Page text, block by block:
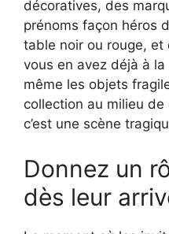
décoratives, des
prénoms façon héros
table noir ou rouge,
vous en avez déjà à
même les objets
collection au milieu
c’est une scène
Donnez un
dès leur